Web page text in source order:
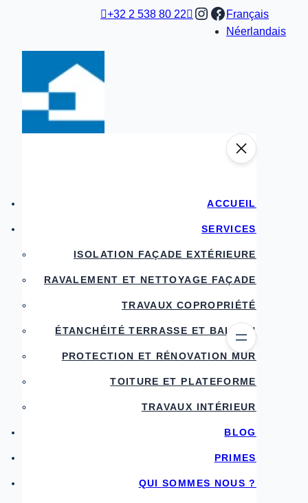
+32 2 538 80 22 Instagram
Facebook
Français
Néerlandais
ACCUEIL
SERVICES
ISOLATION FAÇADE EXTÉRIEURE
RAVALEMENT ET NETTOYAGE FAÇADE
TRAVAUX COPROPRIÉTÉ
ÉTANCHÉITÉ TERRASSE ET BALCON
PROTECTION ET RÉNOVATION MUR
TOITURE ET PLATEFORME
TRAVAUX INTÉRIEUR
BLOG
PRIMES
QUI SOMMES NOUS ?